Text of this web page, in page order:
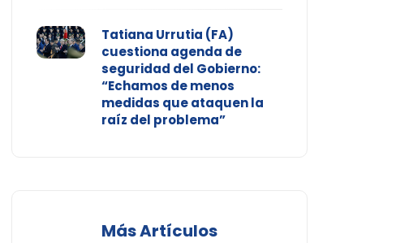
Tatiana Urrutia (FA)
cuestiona agenda de
seguridad del Gobierno:
“Echamos de menos
medidas que ataquen la
raíz del problema”
Más Artículos